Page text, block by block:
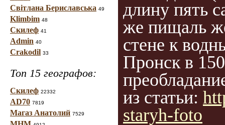
Світлана Бериславська 49
Klimbim 48
Скилеф 41
Admin 40
Crakodil 33
Топ 15 географов:
Скилеф 22332
AD70 7819
Магаз Анатолий 7529
длину пять
же пищаль
стене к
Пронск в
из статьи:
staryh-foto